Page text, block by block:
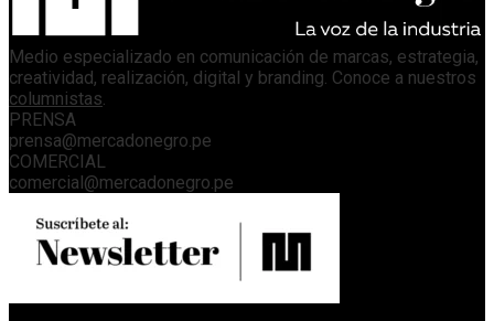
Medio especializado en comunicación de marcas, estrategia,
creatividad, realización, digital y branding. Conoce a nuestros
columnistas.
PRENSA
prensa@mercadonegro.pe
COMERCIAL
comercial@mercadonegro.pe